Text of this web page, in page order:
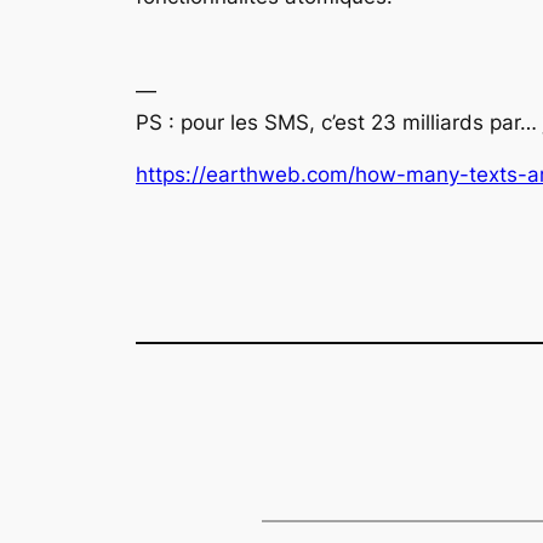
—
PS : pour les SMS, c’est 23 milliards par…
https://earthweb.com/how-many-texts-